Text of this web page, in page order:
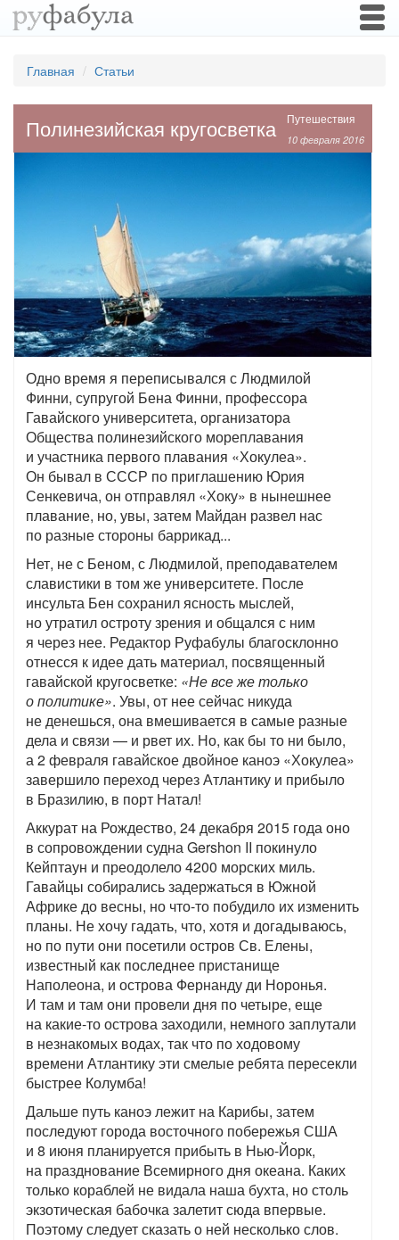
Главная Статьи
Путешествия
10 февраля 2016
Полинезийская кругосветка
Одно время я переписывался с Людмилой
Финни, супругой Бена Финни, профессора
Гавайского университета, организатора
Общества полинезийского мореплавания
и участника первого плавания «Хокулеа».
Он бывал в СССР по приглашению Юрия
Сенкевича, он отправлял «Хоку» в нынешнее
плавание, но, увы, затем Майдан развел нас
по разные стороны баррикад...
Нет, не с Беном, с Людмилой, преподавателем
славистики в том же университете. После
инсульта Бен сохранил ясность мыслей,
но утратил остроту зрения и общался с ним
я через нее. Редактор Руфабулы благосклонно
отнесся к идее дать материал, посвященный
гавайской кругосветке: «Не все же только
о политике». Увы, от нее сейчас никуда
не денешься, она вмешивается в самые разные
дела и связи — и рвет их. Но, как бы то ни было,
а 2 февраля гавайское двойное каноэ «Хокулеа»
завершило переход через Атлантику и прибыло
в Бразилию, в порт Натал!
Аккурат на Рождество, 24 декабря 2015 года оно
в сопровождении судна Gershon II покинуло
Кейптаун и преодолело 4200 морских миль.
Гавайцы собирались задержаться в Южной
Африке до весны, но что-то побудило их изменить
планы. Не хочу гадать, что, хотя и догадываюсь,
но по пути они посетили остров Св. Елены,
известный как последнее пристанище
Наполеона, и острова Фернанду ди Норонья.
И там и там они провели дня по четыре, еще
на какие-то острова заходили, немного заплутали
в незнакомых водах, так что по ходовому
времени Атлантику эти смелые ребята пересекли
быстрее Колумба!
Дальше путь каноэ лежит на Карибы, затем
последуют города восточного побережья США
и 8 июня планируется прибыть в Нью-Йорк,
на празднование Всемирного дня океана. Каких
только кораблей не видала наша бухта, но столь
экзотическая бабочка залетит сюда впервые.
Поэтому следует сказать о ней несколько слов.